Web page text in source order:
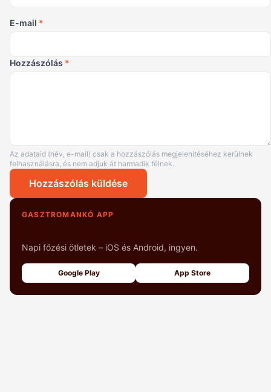
E-mail *
Hozzászólás *
Az adataid (név, e-mail) csak a hozzászólás megjelenítéséhez kerülnek
felhasználásra, és nem adjuk át harmadik félnek.
Hozzászólás küldése
GASZTROMANKÓ APP
Napi főzési ötletek – iOS és Android, ingyen.
Google Play App Store